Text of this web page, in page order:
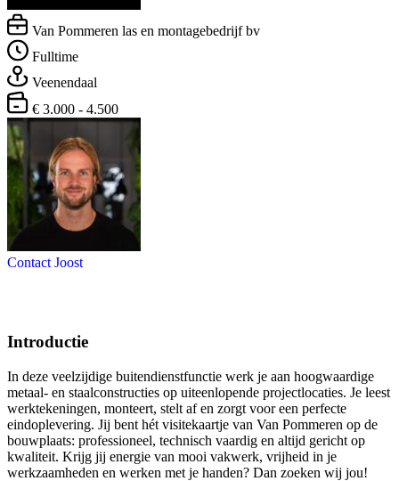
Van Pommeren las en montagebedrijf bv
Fulltime
Veenendaal
€ 3.000 - 4.500
Contact Joost
Introductie
In deze veelzijdige buitendienstfunctie werk je aan hoogwaardige
metaal- en staalconstructies op uiteenlopende projectlocaties. Je leest
werktekeningen, monteert, stelt af en zorgt voor een perfecte
eindoplevering. Jij bent hét visitekaartje van Van Pommeren op de
bouwplaats: professioneel, technisch vaardig en altijd gericht op
kwaliteit. Krijg jij energie van mooi vakwerk, vrijheid in je
werkzaamheden en werken met je handen? Dan zoeken wij jou!